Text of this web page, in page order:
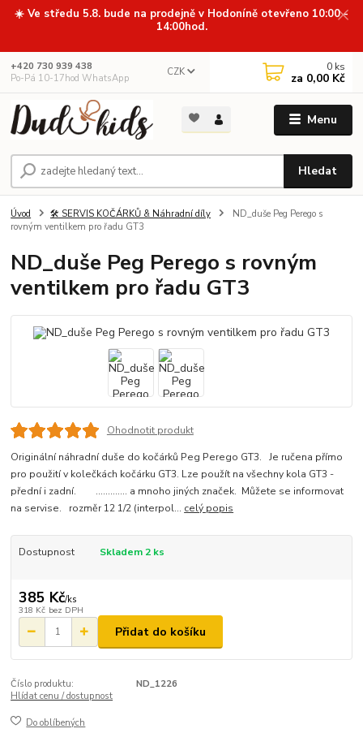
☀️ Ve středu 5.8. bude na prodejně v Hodoníně otevřeno 10:00 -
14:00hod.
Menu
CZK
Hledat
+420 730 939 438
Po-Pá 10-17hod WhatsApp
0 ks
za 0,00 Kč
Úvod 🛠️ SERVIS KOČÁRKŮ & Náhradní díly
ND_duše Peg Perego s
rovným ventilkem pro řadu GT3
ND_duše Peg Perego s rovným
ventilkem pro řadu GT3
Ohodnotit produkt
Originální náhradní duše do kočárků Peg Perego GT3. Je ručena přímo
pro použití v kolečkách kočárku GT3. Lze použít na všechny kola GT3 -
přední i zadní. ............. a mnoho jiných značek. Můžete se informovat
na servise. rozměr 12 1/2 (interpol... celý popis
Dostupnost Skladem 2 ks
385 Kč/ks
318 Kč bez DPH
Přidat do košíku
Číslo produktu:
ND_1226
Hlídat cenu / dostupnost
Do oblíbených